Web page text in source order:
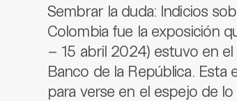
Sembrar la duda: Indicios
Colombia fue la exposición
– 15 abril 2024) estuvo en
Banco de la República. Esta
para verse en el espejo de